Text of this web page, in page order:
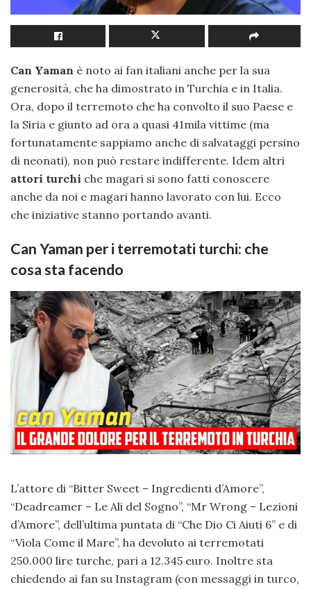
Can Yaman è noto ai fan italiani anche per la sua
generosità, che ha dimostrato in Turchia e in Italia.
Ora, dopo il terremoto che ha convolto il suo Paese e
la Siria e giunto ad ora a quasi 41mila vittime (ma
fortunatamente sappiamo anche di salvataggi persino
di neonati), non può restare indifferente. Idem altri
attori turchi che magari si sono fatti conoscere
anche da noi e magari hanno lavorato con lui. Ecco
che iniziative stanno portando avanti.
Can Yaman per i terremotati turchi: che
cosa sta facendo
L’attore di “Bitter Sweet – Ingredienti d’Amore”,
“Deadreamer – Le Ali del Sogno”, “Mr Wrong – Lezioni
d’Amore”, dell’ultima puntata di “Che Dio Ci Aiuti 6” e di
“Viola Come il Mare”, ha devoluto ai terremotati
250.000 lire turche, pari a 12.345 euro. Inoltre sta
chiedendo ai fan su Instagram (con messaggi in turco,